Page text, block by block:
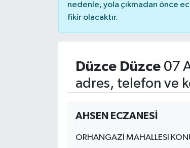
nedenle, yola çıkmadan önce
fikir olacaktır.
Düzce Düzce07
adres, telefon ve
AHSEN ECZANESİ
ORHANGAZİ MAHALLESİ